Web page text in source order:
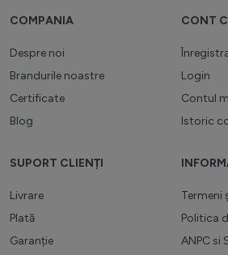
COMPANIA
Despre noi
Brandurile noastre
Certificate
Blog
CONT
Login
Contul
Istoric
SUPORT CLIENȚI
Livrare
Plată
Garanție
Termeni
Politica
ANPC si